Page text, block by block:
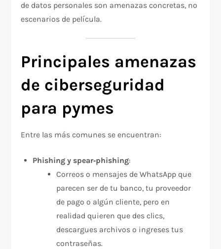
de datos personales son amenazas concretas, no
escenarios de película.
Principales amenazas
de ciberseguridad
para pymes
Entre las más comunes se encuentran:
Phishing y spear‑phishing:
Correos o mensajes de WhatsApp que
parecen ser de tu banco, tu proveedor
de pago o algún cliente, pero en
realidad quieren que des clics,
descargues archivos o ingreses tus
contraseñas.